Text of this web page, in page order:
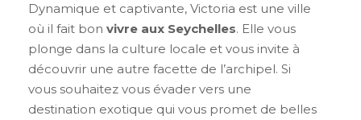
Dynamique et captivante, Victoria est une ville
où il fait bon vivre aux Seychelles. Elle vous
plonge dans la culture locale et vous invite à
découvrir une autre facette de l’archipel. Si
vous souhaitez vous évader vers une
destination exotique qui vous promet de belles